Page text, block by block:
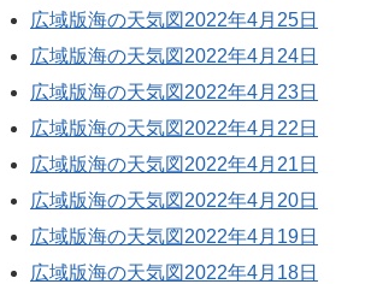
広域版海の天気図2022年4月25日
広域版海の天気図2022年4月24日
広域版海の天気図2022年4月23日
広域版海の天気図2022年4月22日
広域版海の天気図2022年4月21日
広域版海の天気図2022年4月20日
広域版海の天気図2022年4月19日
広域版海の天気図2022年4月18日